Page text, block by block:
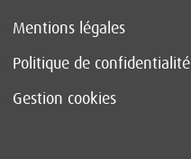
Mentions légales
Politique de confidentialité
Gestion cookies